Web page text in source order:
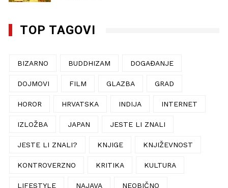
TOP TAGOVI
BIZARNO BUDDHIZAM DOGAĐANJE
DOJMOVI FILM GLAZBA GRAD
HOROR HRVATSKA INDIJA INTERNET
IZLOŽBA JAPAN JESTE LI ZNALI
JESTE LI ZNALI? KNJIGE KNJIŽEVNOST
KONTROVERZNO KRITIKA KULTURA
LIFESTYLE NAJAVA NEOBIČNO